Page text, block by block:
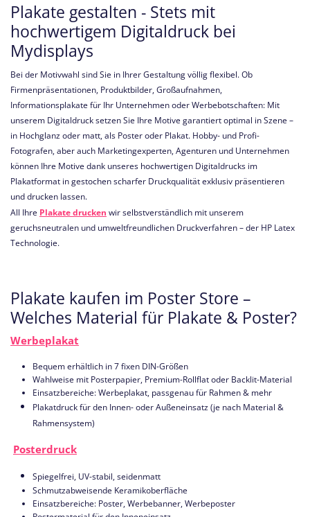
Plakate gestalten - Stets mit
hochwertigem Digitaldruck bei
Mydisplays
Bei der Motivwahl sind Sie in Ihrer Gestaltung völlig flexibel. Ob
Firmenpräsentationen, Produktbilder, Großaufnahmen,
Informationsplakate für Ihr Unternehmen oder Werbebotschaften: Mit
unserem Digitaldruck setzen Sie Ihre Motive garantiert optimal in Szene –
in Hochglanz oder matt, als Poster oder Plakat. Hobby- und Profi-
Fotografen, aber auch Marketingexperten, Agenturen und Unternehmen
können Ihre Motive dank unseres hochwertigen Digitaldrucks im
Plakatformat in gestochen scharfer Druckqualität exklusiv präsentieren
und drucken lassen.
All Ihre Plakate drucken wir selbstverständlich mit unserem
geruchsneutralen und umweltfreundlichen Druckverfahren – der HP Latex
Technologie.
Plakate kaufen im Poster Store –
Welches Material für Plakate & Poster?
Werbeplakat
Bequem erhältlich in 7 fixen DIN-Größen
Wahlweise mit Posterpapier, Premium-Rollflat oder Backlit-Material
Einsatzbereiche: Werbeplakat, passgenau für Rahmen & mehr
Plakatdruck für den Innen- oder Außeneinsatz (je nach Material &
Rahmensystem)
Posterdruck
Spiegelfrei, UV-stabil, seidenmatt
Schmutzabweisende Keramikoberfläche
Einsatzbereiche: Poster, Werbebanner, Werbeposter